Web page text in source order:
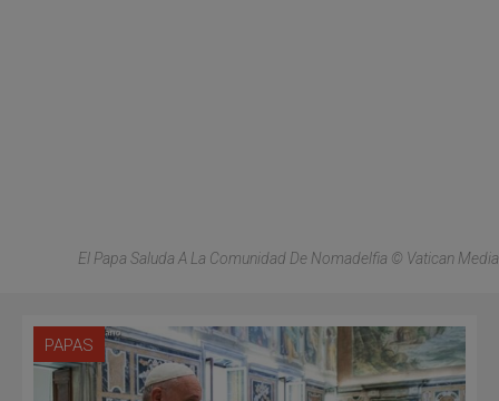
El Papa Saluda A La Comunidad De Nomadelfia © Vatican Media
PAPAS